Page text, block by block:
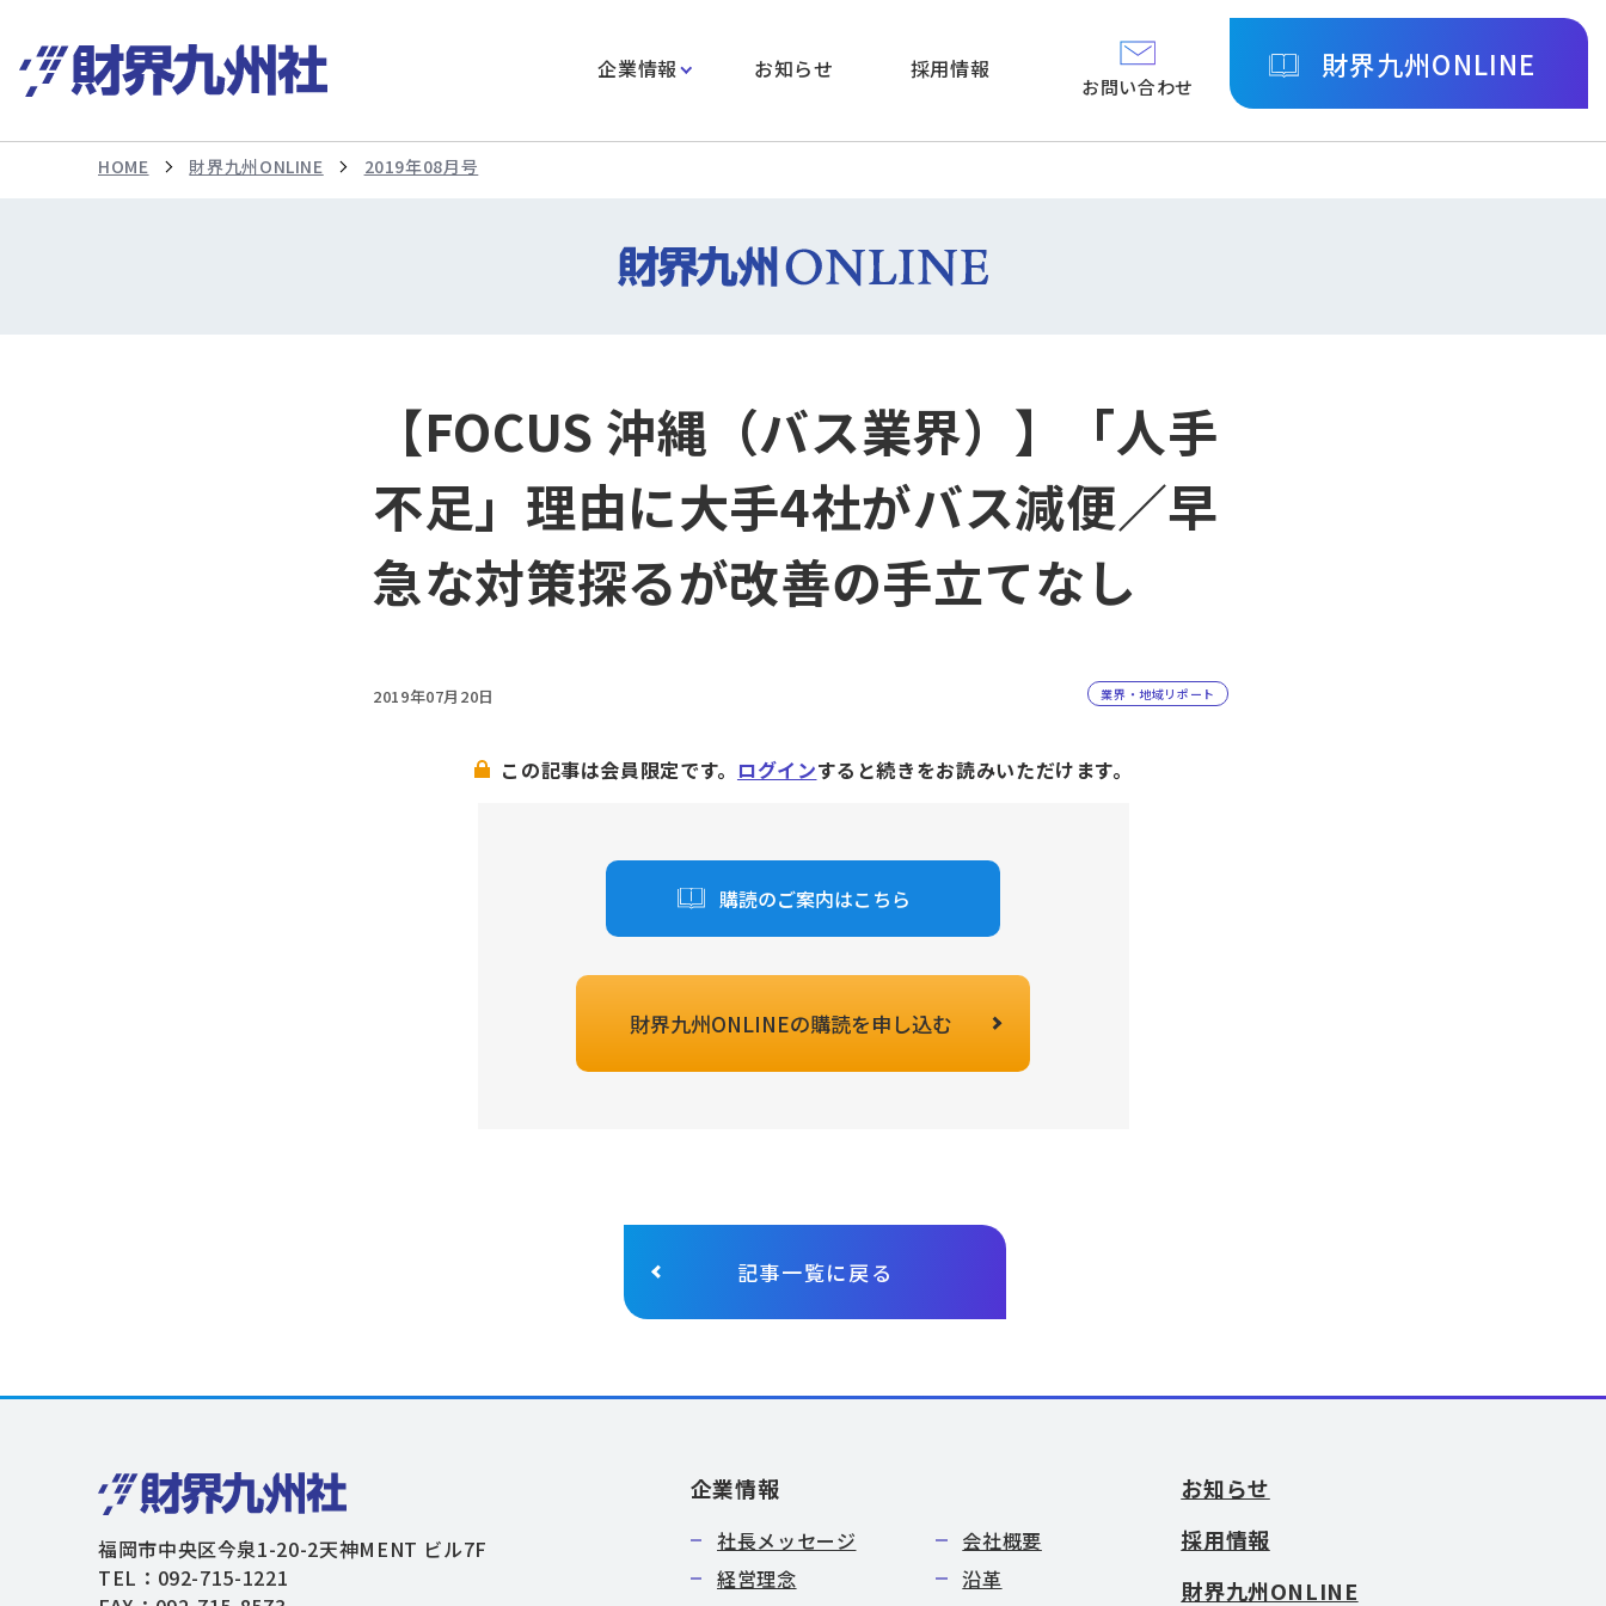
企業情報 お知らせ 採用情報
お問い合わせ
財界九州ONLINE
HOME 財界九州ONLINE 2019年08月号
【FOCUS 沖縄（バス業界）】「人手
不足」理由に大手4社がバス減便／早
急な対策探るが改善の手立てなし
2019年07月20日 業界・地域リポート
この記事は会員限定です。 ログインすると続きをお読みいただけます。
購読のご案内はこちら
財界九州ONLINEの購読を申し込む
記事一覧に戻る
福岡市中央区今泉1-20-2天神MENT ビル7F
TEL：092-715-1221
企業情報
社長メッセージ
会社概要
経営理念
沿革
お知らせ
採用情報
財界九州ONLINE